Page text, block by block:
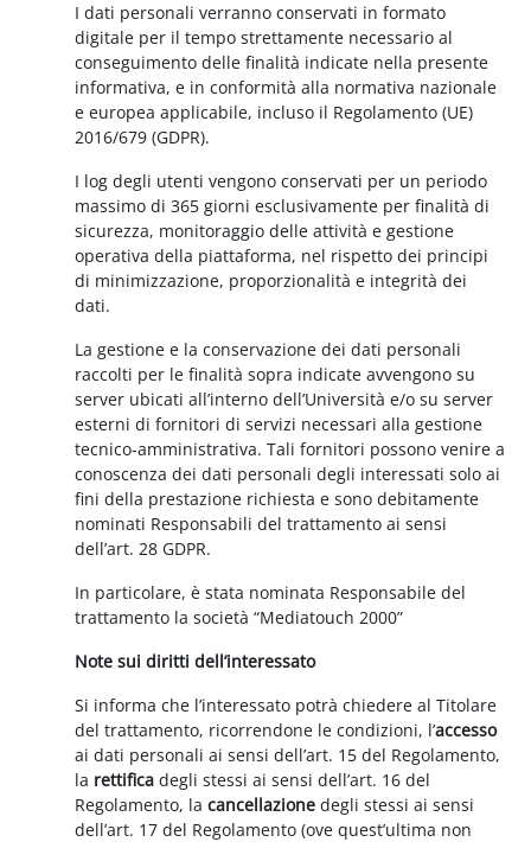
I dati personali verranno conservati in formato
digitale per il tempo strettamente necessario al
conseguimento delle finalità indicate nella presente
informativa, e in conformità alla normativa nazionale
e europea applicabile, incluso il Regolamento (UE)
2016/679 (GDPR).
I log degli utenti vengono conservati per un periodo
massimo di 365 giorni esclusivamente per finalità di
sicurezza, monitoraggio delle attività e gestione
operativa della piattaforma, nel rispetto dei principi
di minimizzazione, proporzionalità e integrità dei
dati.
La gestione e la conservazione dei dati personali
raccolti per le finalità sopra indicate avvengono su
server ubicati all’interno dell’Università e/o su server
esterni di fornitori di servizi necessari alla gestione
tecnico-amministrativa. Tali fornitori possono venire a
conoscenza dei dati personali degli interessati solo ai
fini della prestazione richiesta e sono debitamente
nominati Responsabili del trattamento ai sensi
dell’art. 28 GDPR.
In particolare, è stata nominata Responsabile del
trattamento la società “Mediatouch 2000”
Note sui diritti dell’interessato
Si informa che l’interessato potrà chiedere al Titolare
del trattamento, ricorrendone le condizioni, l’accesso
ai dati personali ai sensi dell’art. 15 del Regolamento,
la rettificadegli stessi ai sensi dell’art. 16 del
Regolamento, lacancellazione degli stessi ai sensi
dell’art. 17 del Regolamento (ove quest’ultima non